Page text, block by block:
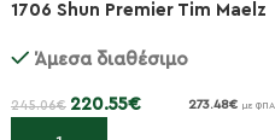
1706 Shun Premier Tim Maelz
Άμεσα διαθέσιμο
245.06€ 220.55€ 273.48€ με ΦΠΑ